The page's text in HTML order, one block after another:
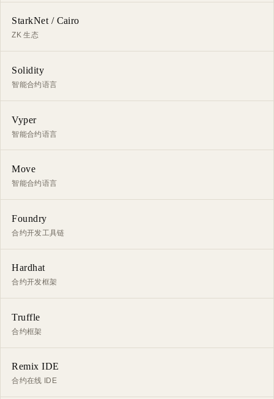
StarkNet / Cairo
ZK 生态
Solidity
智能合约语言
Vyper
智能合约语言
Move
智能合约语言
Foundry
合约开发工具链
Hardhat
合约开发框架
Truffle
合约框架
Remix IDE
合约在线 IDE